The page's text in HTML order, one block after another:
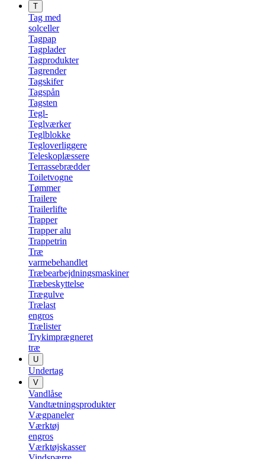
T
Tag med
solceller
Tagpap
Tagplader
Tagprodukter
Tagrender
Tagskifer
Tagspån
Tagsten
Tegl-
Teglværker
Teglblokke
Tegloverliggere
Teleskoplæssere
Terrassebrædder
Toiletvogne
Tømmer
Trailere
Trailerlifte
Trapper
Trapper alu
Trappetrin
Træ
varmebehandlet
Træbearbejdningsmaskiner
Træbeskyttelse
Trægulve
Trælast
engros
Trælister
Trykimprægneret
træ
U
Undertag
V
Vandlåse
Vandtætningsprodukter
Vægpaneler
Værktøj
engros
Værktøjskasser